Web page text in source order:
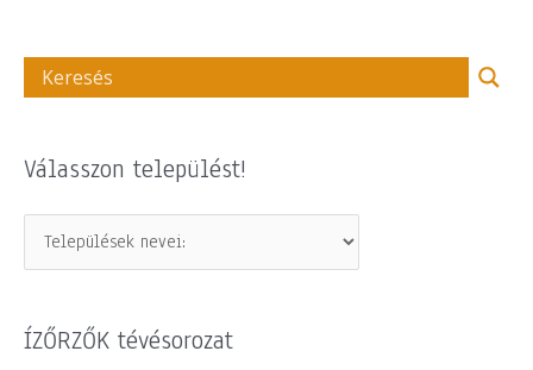
Válasszon települést!
ÍZŐRZŐK tévésorozat